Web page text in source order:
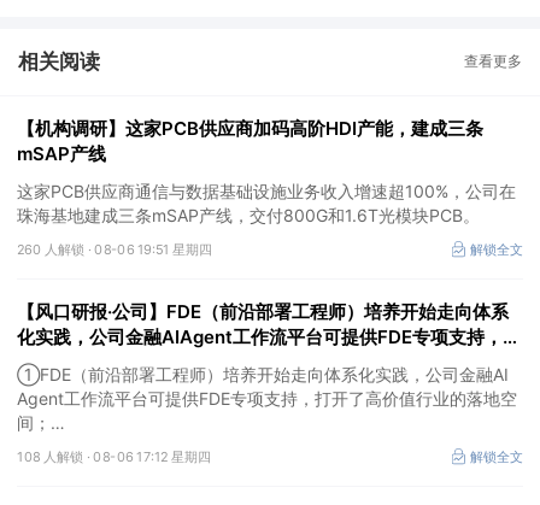
相关阅读 查看更多
【机构调研】这家PCB供应商加码高阶HDI产能，建成三条
mSAP产线
这家PCB供应商通信与数据基础设施业务收入增速超100%，公司在
珠海基地建成三条mSAP产线，交付800G和1.6T光模块PCB。
260 人解锁 ·08-06 19:51 星期四 解锁全文
【风口研报·公司】FDE（前沿部署工程师）培养开始走向体系
化实践，公司金融AIAgent工作流平台可提供FDE专项支持，打
开了高价值行业的落地空间；另有公司兼具成长强确定性、低估
值、高股息属性
①FDE（前沿部署工程师）培养开始走向体系化实践，公司金融AI
Agent工作流平台可提供FDE专项支持，打开了高价值行业的落地空
间；
②这家公司兼具成长强确定性、低估值、高股息属性，受益于国内
外贸易额高速增长，且还有AI应用加速渗透+跨境支付等成长极。
108 人解锁 ·08-06 17:12 星期四 解锁全文